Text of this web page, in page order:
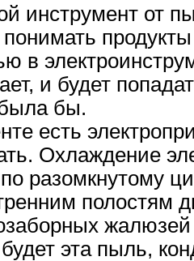
инструмент от
в
и будет
бы.
есть
Охлаждение
разомкнутому
полостям
эта пыль,